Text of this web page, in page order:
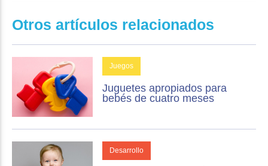
Otros artículos relacionados
Juegos
Juguetes apropiados para
bebés de cuatro meses
Desarrollo